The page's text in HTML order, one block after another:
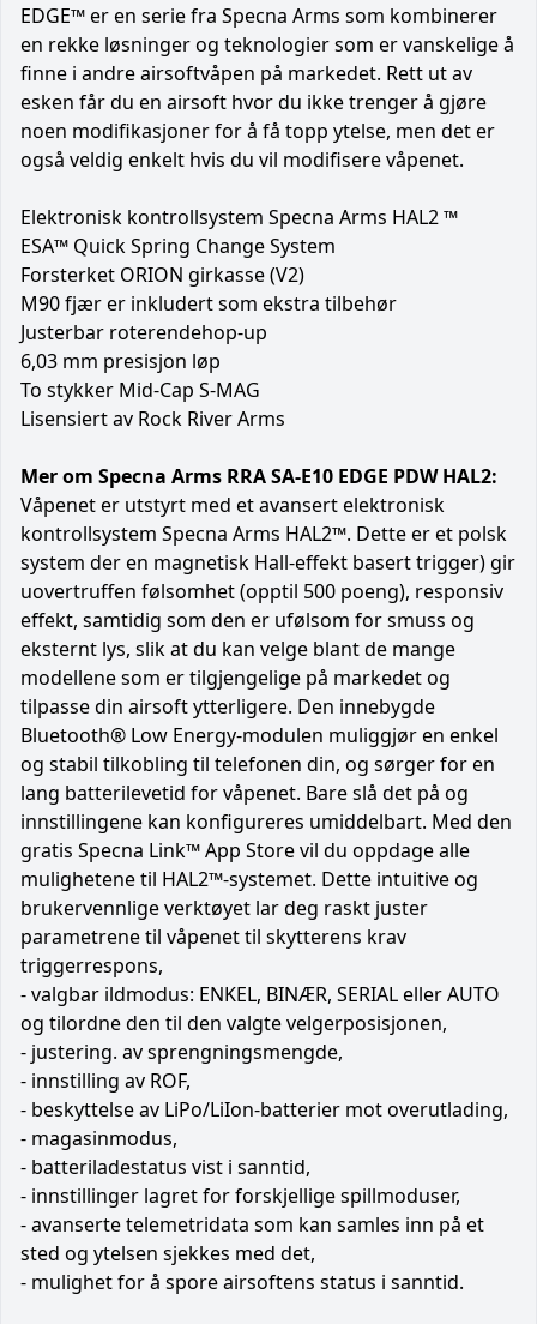
EDGE™ er en serie fra Specna Arms som kombinerer
en rekke løsninger og teknologier som er vanskelige å
finne i andre airsoftvåpen på markedet. Rett ut av
esken får du en airsoft hvor du ikke trenger å gjøre
noen modifikasjoner for å få topp ytelse, men det er
også veldig enkelt hvis du vil modifisere våpenet.
Elektronisk kontrollsystem Specna Arms HAL2 ™
ESA™ Quick Spring Change System
Forsterket ORION girkasse (V2)
M90 fjær er inkludert som ekstra tilbehør
Justerbar roterendehop-up
6,03 mm presisjon løp
To stykker Mid-Cap S-MAG
Lisensiert av Rock River Arms
Mer om Specna Arms RRA SA-E10 EDGE PDW HAL2:
Våpenet er utstyrt med et avansert elektronisk
kontrollsystem Specna Arms HAL2™. Dette er et polsk
system der en magnetisk Hall-effekt basert trigger) gir
uovertruffen følsomhet (opptil 500 poeng), responsiv
effekt, samtidig som den er ufølsom for smuss og
eksternt lys, slik at du kan velge blant de mange
modellene som er tilgjengelige på markedet og
tilpasse din airsoft ytterligere. Den innebygde
Bluetooth® Low Energy-modulen muliggjør en enkel
og stabil tilkobling til telefonen din, og sørger for en
lang batterilevetid for våpenet. Bare slå det på og
innstillingene kan konfigureres umiddelbart. Med den
gratis Specna Link™ App Store vil du oppdage alle
mulighetene til HAL2™-systemet. Dette intuitive og
brukervennlige verktøyet lar deg raskt juster
parametrene til våpenet til skytterens krav
triggerrespons,
- valgbar ildmodus: ENKEL, BINÆR, SERIAL eller AUTO
og tilordne den til den valgte velgerposisjonen,
- justering. av sprengningsmengde,
- innstilling av ROF,
- beskyttelse av LiPo/LiIon-batterier mot overutlading,
- magasinmodus,
- batteriladestatus vist i sanntid,
- innstillinger lagret for forskjellige spillmoduser,
- avanserte telemetridata som kan samles inn på et
sted og ytelsen sjekkes med det,
- mulighet for å spore airsoftens status i sanntid.